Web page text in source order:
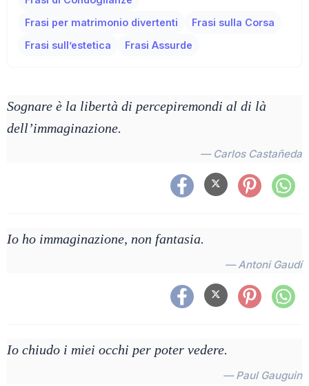
Frasi per matrimonio divertenti
Frasi sulla Corsa
Frasi sull’estetica
Frasi Assurde
Sognare è la libertà di percepiremondi al di là
dell’immaginazione.
— Carlos Castañeda
Io ho immaginazione, non fantasia.
— Antoni Gaudí
Io chiudo i miei occhi per poter vedere.
— Paul Gauguin